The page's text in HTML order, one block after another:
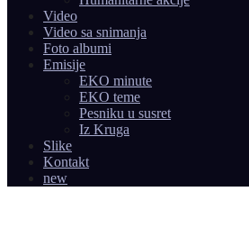
Video
Video sa snimanja
Foto albumi
Emisije
EKO minute
EKO teme
Pesniku u susret
Iz Kruga
Slike
Kontakt
new